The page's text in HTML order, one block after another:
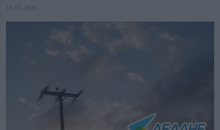
15.05.2026